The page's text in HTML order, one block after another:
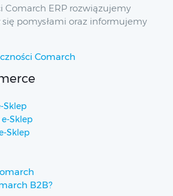
Comarch ERP rozwiązujemy
pomysłami oraz informujemy
Comarch
Sklep
Sklep
Sklep
B2B?